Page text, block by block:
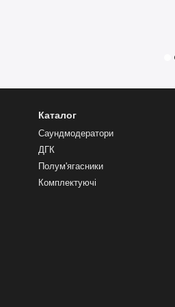
Каталог
Саундмодератори
ДГК
Полум'ягасники
Комплектуючі